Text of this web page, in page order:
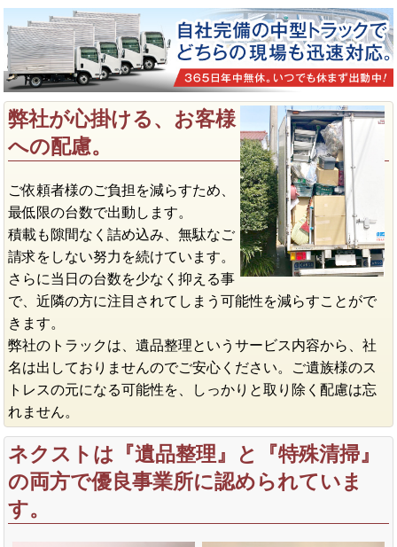
弊社が心掛ける、お客様
への配慮。
ご依頼者様のご負担を減らすため、
最低限の台数で出動します。
積載も隙間なく詰め込み、無駄なご
請求をしない努力を続けています。
さらに当日の台数を少なく抑える事
で、近隣の方に注目されてしまう可能性を減らすことがで
きます。
弊社のトラックは、遺品整理というサービス内容から、社
名は出しておりませんのでご安心ください。ご遺族様のス
トレスの元になる可能性を、しっかりと取り除く配慮は忘
れません。
ネクストは『遺品整理』と『特殊清掃』
の両方で優良事業所に認められていま
す。